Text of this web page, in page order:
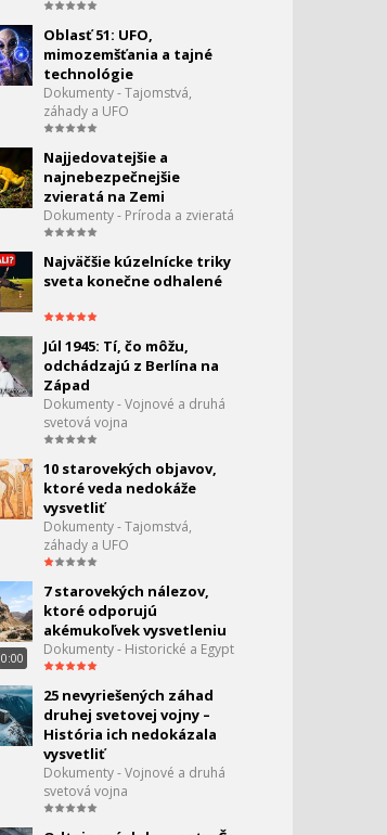
0:00
Megatovárne - Williams F1
0:00
Megatovárne - Ford
Mustang Shelby GT 500
0:04
Megatovárne - Corvette
ZR1
1:20
Ázijské divy sveta -
Taiwanský tunel
0:00
Istanbul
0:00
Najdrsnejšie mestá sveta -
Kapské mesto
1:30
Miami
Najdrsnejšie mestá sveta -
Neapol
0:00
Najdrsnejšie mestá sveta -
Dublin
1:30
Odesa
0:00
Najdrsnejšie mestá sveta -
Paríž
Najdrsnejšie mestá sveta -
Oblasť 51: UFO,
mimozemšťania a tajné
technológie
Dokumenty - Tajomstvá,
záhady a UFO
Najjedovatejšie a
najnebezpečnejšie
zvieratá na Zemi
Dokumenty - Príroda a zvieratá
Najväčšie kúzelnícke triky
sveta konečne odhalené
Júl 1945: Tí, čo môžu,
odchádzajú z Berlína na
Západ
Dokumenty - Vojnové a druhá
svetová vojna
10 starovekých objavov,
ktoré veda nedokáže
vysvetliť
Dokumenty - Tajomstvá,
záhady a UFO
0:00
7 starovekých nálezov,
ktoré odporujú
akémukoľvek vysvetleniu
Dokumenty - Historické a Egypt
25 nevyriešených záhad
druhej svetovej vojny –
História ich nedokázala
vysvetliť
Dokumenty - Vojnové a druhá
svetová vojna